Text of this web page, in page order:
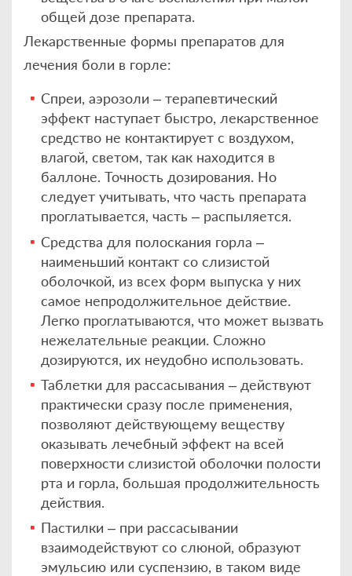
общей дозе препарата.
Лекарственные формы препаратов для
лечения боли в горле:
Спреи, аэрозоли – терапевтический
эффект наступает быстро, лекарственное
средство не контактирует с воздухом,
влагой, светом, так как находится в
баллоне. Точность дозирования. Но
следует учитывать, что часть препарата
проглатывается, часть – распыляется.
Средства для полоскания горла –
наименьший контакт со слизистой
оболочкой, из всех форм выпуска у них
самое непродолжительное действие.
Легко проглатываются, что может вызвать
нежелательные реакции. Сложно
дозируются, их неудобно использовать.
Таблетки для рассасывания – действуют
практически сразу после применения,
позволяют действующему веществу
оказывать лечебный эффект на всей
поверхности слизистой оболочки полости
рта и горла, большая продолжительность
действия.
Пастилки – при рассасывании
взаимодействуют со слюной, образуют
эмульсию или суспензию, в таком виде